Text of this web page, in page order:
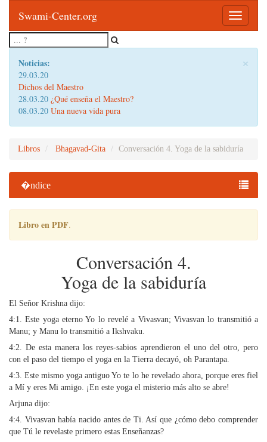
Toggle
Swami-Center.org
×
Noticias:
29.03.20
Dichos del Maestro
28.03.20 ¿Qué enseña el Maestro?
08.03.20 Una nueva vida pura
Libros Bhagavad-Gita Conversación 4. Yoga de la sabiduría
�ndice
Libro en PDF.
Conversación 4.
Yoga de la sabiduría
El Señor Krishna dijo:
4:1. Este yoga eterno Yo lo revelé a Vivasvan; Vivasvan lo transmitió a
Manu; y Manu lo transmitió a Ikshvaku.
4:2. De esta manera los reyes-sabios aprendieron el uno del otro, pero
con el paso del tiempo el yoga en la Tierra decayó, oh Parantapa.
4:3. Este mismo yoga antiguo Yo te lo he revelado ahora, porque eres fiel
a Mí y eres Mi amigo. ¡En este yoga el misterio más alto se abre!
Arjuna dijo:
4:4. Vivasvan había nacido antes de Ti. Así que ¿cómo debo comprender
que Tú le revelaste primero estas Enseñanzas?